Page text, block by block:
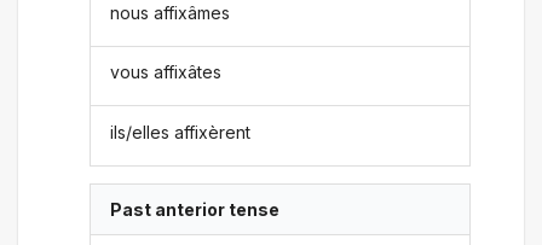
nous affixâmes
vous affixâtes
ils/elles affixèrent
Past anterior tense